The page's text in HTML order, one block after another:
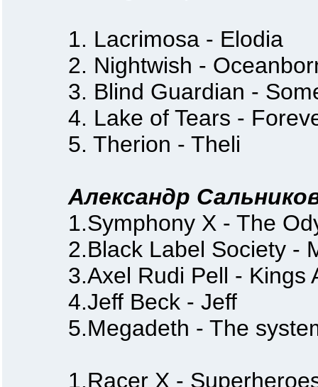
1. Lacrimosa - Elodia
2. Nightwish -
3. Blind Guardian -
4. Lake of Tears -
5. Therion - Theli
Александр
1.Symphony X - The
2.Black Label Society -
3.Axel Rudi Pell - Kings
4.Jeff Beck - Jeff
5.Megadeth - The
1.Racer X -